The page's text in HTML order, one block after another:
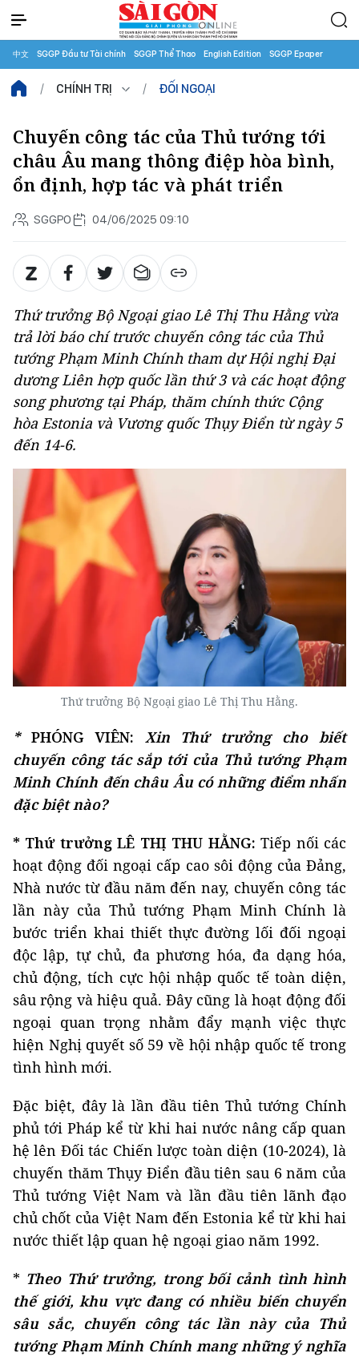
中文 SGGP Đầu tư Tài chính SGGP Thể Thao English Edition SGGP Epaper
CHÍNH TRỊ ĐỐI NGOẠI
Chuyến công tác của Thủ tướng tới
châu Âu mang thông điệp hòa bình,
ổn định, hợp tác và phát triển
SGGPO 04/06/2025 09:10
Thứ trưởng Bộ Ngoại giao Lê Thị Thu Hằng vừa
trả lời báo chí trước chuyến công tác của Thủ
tướng Phạm Minh Chính tham dự Hội nghị Đại
dương Liên hợp quốc lần thứ 3 và các hoạt động
song phương tại Pháp, thăm chính thức Cộng
hòa Estonia và Vương quốc Thụy Điển từ ngày 5
đến 14-6.
Thứ trưởng Bộ Ngoại giao Lê Thị Thu Hằng.
* PHÓNG VIÊN: Xin Thứ trưởng cho biết
chuyến công tác sắp tới của Thủ tướng Phạm
Minh Chính đến châu Âu có những điểm nhấn
đặc biệt nào?
* Thứ trưởng LÊ THỊ THU HẰNG:Tiếp nối các
hoạt động đối ngoại cấp cao sôi động của Đảng,
Nhà nước từ đầu năm đến nay, chuyến công tác
lần này của Thủ tướng Phạm Minh Chính là
bước triển khai thiết thực đường lối đối ngoại
độc lập, tự chủ, đa phương hóa, đa dạng hóa,
chủ động, tích cực hội nhập quốc tế toàn diện,
sâu rộng và hiệu quả. Đây cũng là hoạt động đối
ngoại quan trọng nhằm đẩy mạnh việc thực
hiện Nghị quyết số 59 về hội nhập quốc tế trong
tình hình mới.
Đặc biệt, đây là lần đầu tiên Thủ tướng Chính
phủ tới Pháp kể từ khi hai nước nâng cấp quan
hệ lên Đối tác Chiến lược toàn diện (10-2024), là
chuyến thăm Thụy Điển đầu tiên sau 6 năm của
Thủ tướng Việt Nam và lần đầu tiên lãnh đạo
chủ chốt của Việt Nam đến Estonia kể từ khi hai
nước thiết lập quan hệ ngoại giao năm 1992.
* Theo Thứ trưởng, trong bối cảnh tình hình
thế giới, khu vực đang có nhiều biến chuyển
sâu sắc, chuyến công tác lần này của Thủ
tướng Phạm Minh Chính mang những ý nghĩa